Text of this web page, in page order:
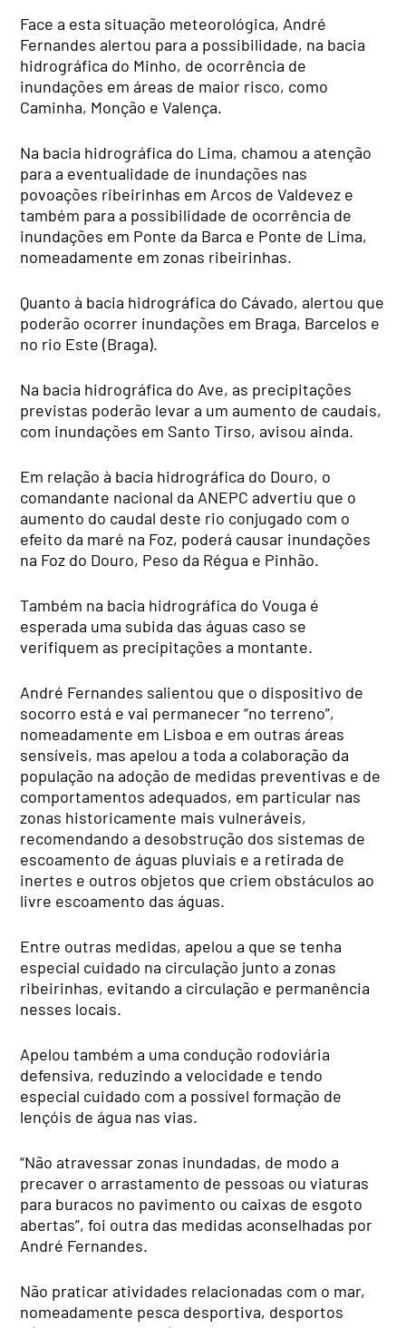
Face a esta situação meteorológica, André
Fernandes alertou para a possibilidade, na bacia
hidrográfica do Minho, de ocorrência de
inundações em áreas de maior risco, como
Caminha, Monção e Valença.
Na bacia hidrográfica do Lima, chamou a atenção
para a eventualidade de inundações nas
povoações ribeirinhas em Arcos de Valdevez e
também para a possibilidade de ocorrência de
inundações em Ponte da Barca e Ponte de Lima,
nomeadamente em zonas ribeirinhas.
Quanto à bacia hidrográfica do Cávado, alertou que
poderão ocorrer inundações em Braga, Barcelos e
no rio Este (Braga).
Na bacia hidrográfica do Ave, as precipitações
previstas poderão levar a um aumento de caudais,
com inundações em Santo Tirso, avisou ainda.
Em relação à bacia hidrográfica do Douro, o
comandante nacional da ANEPC advertiu que o
aumento do caudal deste rio conjugado com o
efeito da maré na Foz, poderá causar inundações
na Foz do Douro, Peso da Régua e Pinhão.
Também na bacia hidrográfica do Vouga é
esperada uma subida das águas caso se
verifiquem as precipitações a montante.
André Fernandes salientou que o dispositivo de
socorro está e vai permanecer “no terreno”,
nomeadamente em Lisboa e em outras áreas
sensíveis, mas apelou a toda a colaboração da
população na adoção de medidas preventivas e de
comportamentos adequados, em particular nas
zonas historicamente mais vulneráveis,
recomendando a desobstrução dos sistemas de
escoamento de águas pluviais e a retirada de
inertes e outros objetos que criem obstáculos ao
livre escoamento das águas.
Entre outras medidas, apelou a que se tenha
especial cuidado na circulação junto a zonas
ribeirinhas, evitando a circulação e permanência
nesses locais.
Apelou também a uma condução rodoviária
defensiva, reduzindo a velocidade e tendo
especial cuidado com a possível formação de
lençóis de água nas vias.
“Não atravessar zonas inundadas, de modo a
precaver o arrastamento de pessoas ou viaturas
para buracos no pavimento ou caixas de esgoto
abertas”, foi outra das medidas aconselhadas por
André Fernandes.
Não praticar atividades relacionadas com o mar,
nomeadamente pesca desportiva, desportos